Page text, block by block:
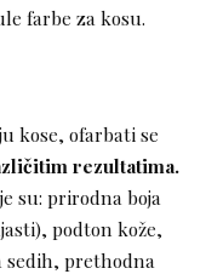
farbe za kosu.
kose, ofarbati se
rezultatima.
su: prirodna boja
podton kože,
sedih, prethodna